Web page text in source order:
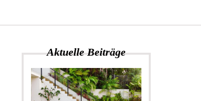
Aktuelle Beiträge